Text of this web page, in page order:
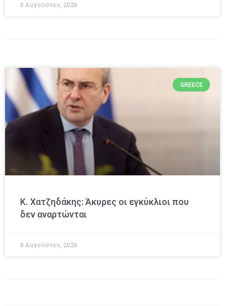
8 Αυγούστου, 2026
GREECE
Κ. Χατζηδάκης: Άκυρες οι εγκύκλιοι που
δεν αναρτώνται
8 Αυγούστου, 2026